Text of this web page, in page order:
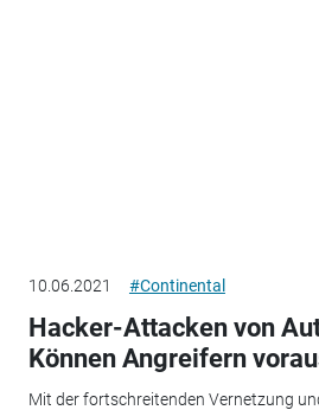
10.06.2021 #Continental
Hacker-Attacken von
Können Angreifern
Mit der fortschreitenden Vernetzung